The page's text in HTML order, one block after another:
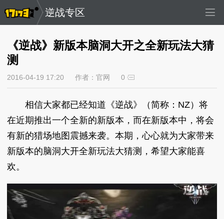
逆战专区
《逆战》新版本脑洞大开之全新玩法大猜
测
2016-04-19 17:20 作者：官网 0
相信大家都已经知道《逆战》（简称：NZ）将
在近期推出一个全新的新版本，而在新版本中，将会
有新的猎场地图震撼来袭。本期，心心就为大家带来
新版本的脑洞大开全新玩法大猜测，希望大家能喜
欢。